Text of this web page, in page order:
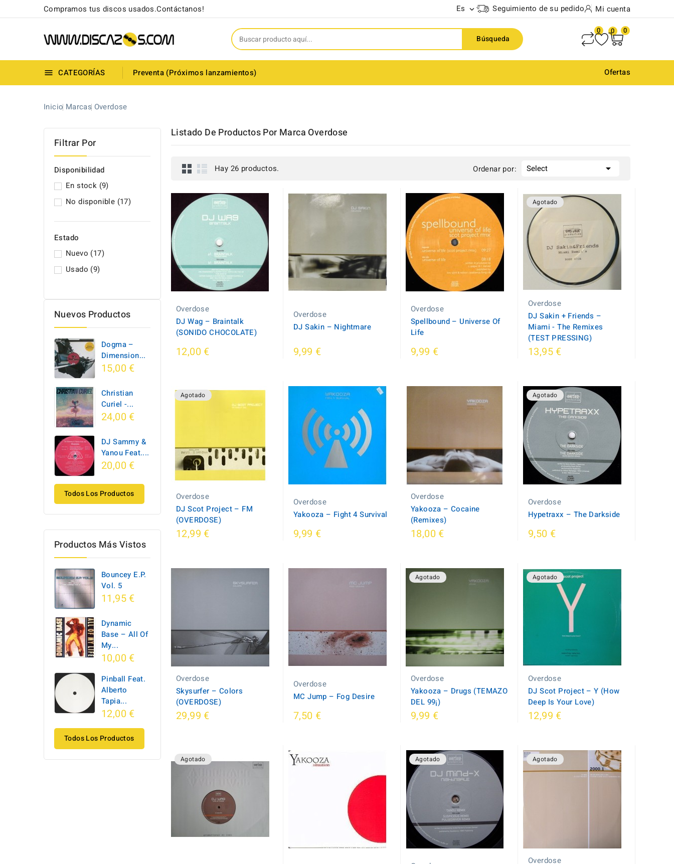
Compramos tus discos usados.Contáctanos! Es  Seguimiento de su pedido Mi cuenta
Búsqueda
0 0 0
 CATEGORÍAS Preventa (Próximos lanzamientos) Ofertas
Inicio Marcas Overdose
Filtrar Por
Disponibilidad
En stock (9)
No disponible (17)
Estado
Nuevo (17)
Usado (9)
Nuevos Productos
Dogma –
Dimension...
15,00 €
Christian
Curiel -...
24,00 €
DJ Sammy &
Yanou Feat....
20,00 €
Todos Los Productos
Productos Más Vistos
Bouncey E.P.
Vol. 5
11,95 €
Dynamic
Base ‎– All Of
My...
10,00 €
Pinball Feat.
Alberto
Tapia...
12,00 €
Todos Los Productos
Listado De Productos Por Marca Overdose
Hay 26 productos. Ordenar por: Select 
Overdose
DJ Wag – Braintalk
(SONIDO CHOCOLATE)
12,00 €
Overdose
DJ Sakin – Nightmare
9,99 €
Overdose
Spellbound ‎– Universe Of
Life
9,99 €
Agotado
Overdose
DJ Sakin + Friends –
Miami - The Remixes
(TEST PRESSING)
13,95 €
Agotado
Overdose
DJ Scot Project ‎– FM
(OVERDOSE)
12,99 €
Overdose
Yakooza ‎– Fight 4 Survival
9,99 €
Overdose
Yakooza ‎– Cocaine
(Remixes)
18,00 €
Agotado
Overdose
Hypetraxx ‎– The Darkside
9,50 €
Overdose
Skysurfer – Colors
(OVERDOSE)
29,99 €
Overdose
MC Jump ‎– Fog Desire
7,50 €
Agotado
Overdose
Yakooza ‎– Drugs (TEMAZO
DEL 99¡)
9,99 €
Agotado
Overdose
DJ Scot Project ‎– Y (How
Deep Is Your Love)
12,99 €
Agotado Agotado Agotado
Overdose